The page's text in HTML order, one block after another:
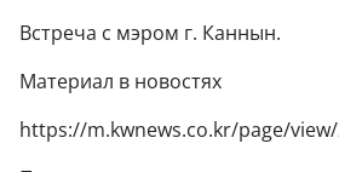
Встреча с мэром г. Каннын.
Материал в новостях
https://m.kwnews.co.kr/page/